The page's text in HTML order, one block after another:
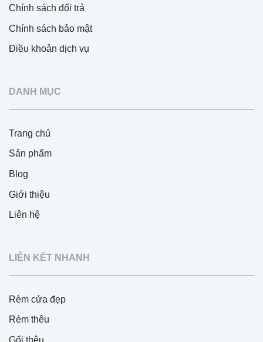
Chính sách đổi trả
Chính sách bảo mật
Điều khoản dịch vụ
DANH MỤC
Trang chủ
Sản phẩm
Blog
Giới thiệu
Liên hệ
LIÊN KẾT NHANH
Rèm cửa đẹp
Rèm thêu
Gối thêu